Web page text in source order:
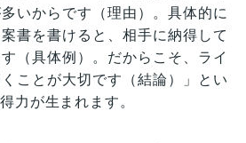
いからです（理由）。具体的に
書を書けると、相手に納得して
（具体例）。だからこそ、ライ
ことが大切です（結論）」とい
力が生まれます。